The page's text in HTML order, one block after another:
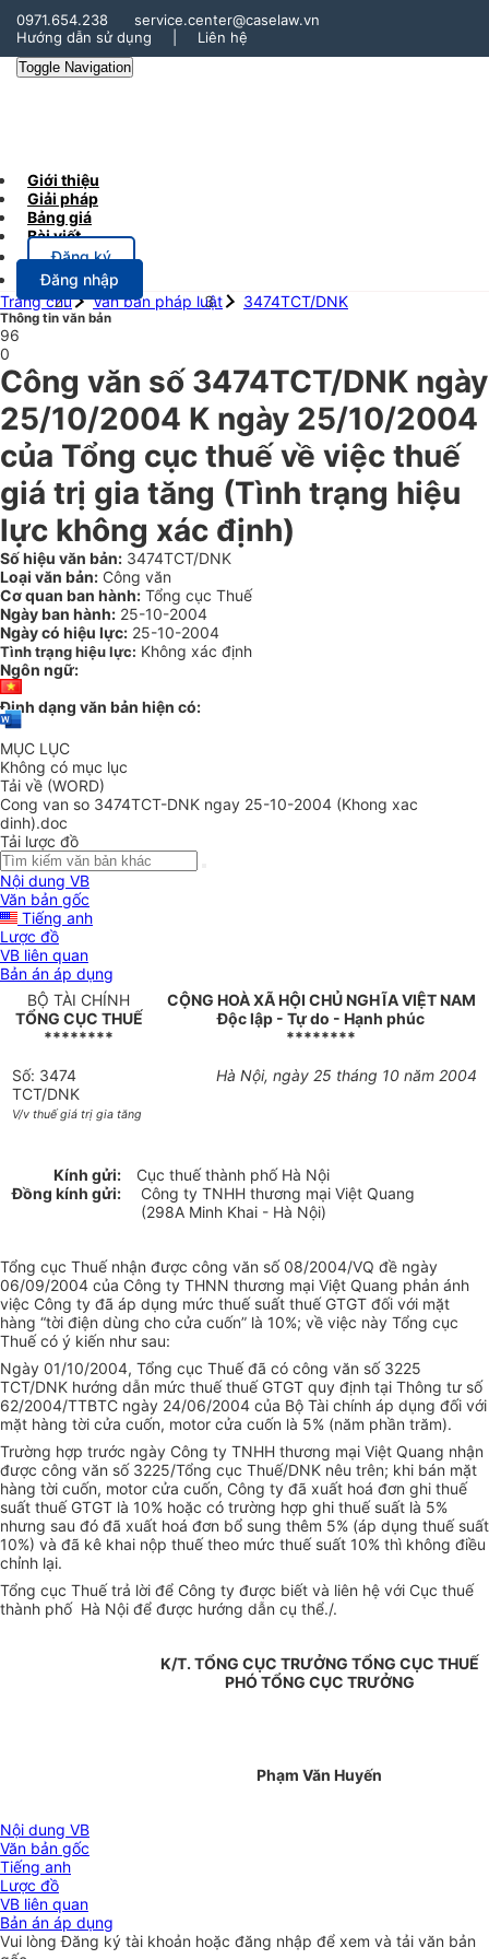
0971.654.238
service.center@caselaw.vn
Hướng dẫn sử dụng
Liên hệ
Toggle Navigation
Giới thiệu
Giải pháp
Bảng giá
Bài viết
Đăng ký
Đăng nhập
Trang chủ
Văn bản pháp luật 3474TCT/DNK
Thông tin văn bản
96
0
Công văn số 3474TCT/DNK ngày
25/10/2004 K ngày 25/10/2004
của Tổng cục thuế về việc thuế
giá trị gia tăng (Tình trạng hiệu
lực không xác định)
Số hiệu văn bản: 3474TCT/DNK
Loại văn bản: Công văn
Cơ quan ban hành: Tổng cục Thuế
Ngày ban hành: 25-10-2004
Ngày có hiệu lực: 25-10-2004
Tình trạng hiệu lực: Không xác định
Ngôn ngữ:
Định dạng văn bản hiện có:
MỤC LỤC
Không có mục lục
Tải về (WORD)
Cong van so 3474TCT-DNK ngay 25-10-2004 (Khong xac
dinh).doc
Tải lược đồ
Nội dung VB
Văn bản gốc
Tiếng anh
Lược đồ
VB liên quan
Bản án áp dụng
BỘ TÀI CHÍNH
TỔNG CỤC THUẾ
********
CỘNG HOÀ XÃ HỘI CHỦ NGHĨA VIỆT NAM
Độc lập - Tự do - Hạnh phúc
********
Số: 3474
TCT/DNK
V/v thuế giá trị gia tăng
Hà Nội, ngày 25 tháng 10 năm 2004
Kính gửi:
Đồng kính gửi:
Cục thuế thành phố Hà Nội
Công ty TNHH thương mại Việt Quang
(298A Minh Khai - Hà Nội)
Tổng cục Thuế nhận được công văn số 08/2004/VQ đề ngày
06/09/2004 của Công ty THNN thương mại Việt Quang phản ánh
việc Công ty đã áp dụng mức thuế suất thuế GTGT đối với mặt
hàng “tời điện dùng cho cửa cuốn” là 10%; về việc này Tổng cục
Thuế có ý kiến như sau:
Ngày 01/10/2004, Tổng cục Thuế đã có công văn số 3225
TCT/DNK hướng dẫn mức thuế thuế GTGT quy định tại Thông tư số
62/2004/TTBTC ngày 24/06/2004 của Bộ Tài chính áp dụng đối với
mặt hàng tời cửa cuốn, motor cửa cuốn là 5% (năm phần trăm).
Trường hợp trước ngày Công ty TNHH thương mại Việt Quang nhận
được công văn số 3225/Tổng cục Thuế/DNK nêu trên; khi bán mặt
hàng tời cuốn, motor cửa cuốn, Công ty đã xuất hoá đơn ghi thuế
suất thuế GTGT là 10% hoặc có trường hợp ghi thuế suất là 5%
nhưng sau đó đã xuất hoá đơn bổ sung thêm 5% (áp dụng thuế suất
10%) và đã kê khai nộp thuế theo mức thuế suất 10% thì không điều
chỉnh lại.
Tổng cục Thuế trả lời để Công ty được biết và liên hệ với Cục thuế
thành phố Hà Nội để được hướng dẫn cụ thể./.
K/T. TỔNG CỤC TRƯỞNG TỔNG CỤC THUẾ
PHÓ TỔNG CỤC TRƯỞNG
Phạm Văn Huyến
Nội dung VB
Văn bản gốc
Tiếng anh
Lược đồ
VB liên quan
Bản án áp dụng
Vui lòngĐăng ký tài khoản hoặc đăng nhập để xem và tải văn bản